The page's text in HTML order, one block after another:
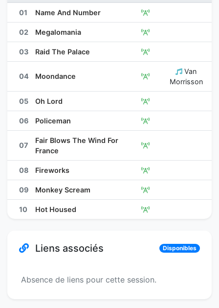
01 Name And Number
02 Megalomania
03 Raid The Palace
04 Moondance
Van
Morrisson
05 Oh Lord
06 Policeman
07
Fair Blows The Wind For
France
08 Fireworks
09 Monkey Scream
10 Hot Housed
Liens associés Disponibles
Absence de liens pour cette session.